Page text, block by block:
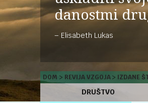
danostmi
Elisabeth Lukas
DOM REVIJA VZGOJA IZDANE
DRUŠTVO